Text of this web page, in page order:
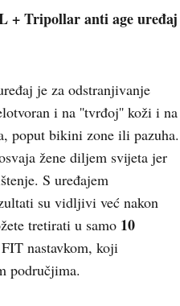
+ Tripollar anti age uređaj
je za odstranjivanje
i na ''tvrđoj'' koži i na
poput bikini zone ili pazuha.
žene diljem svijeta jer
S uređajem
su vidljivi već nakon
tretirati u samo 10
nastavkom, koji
područjima.